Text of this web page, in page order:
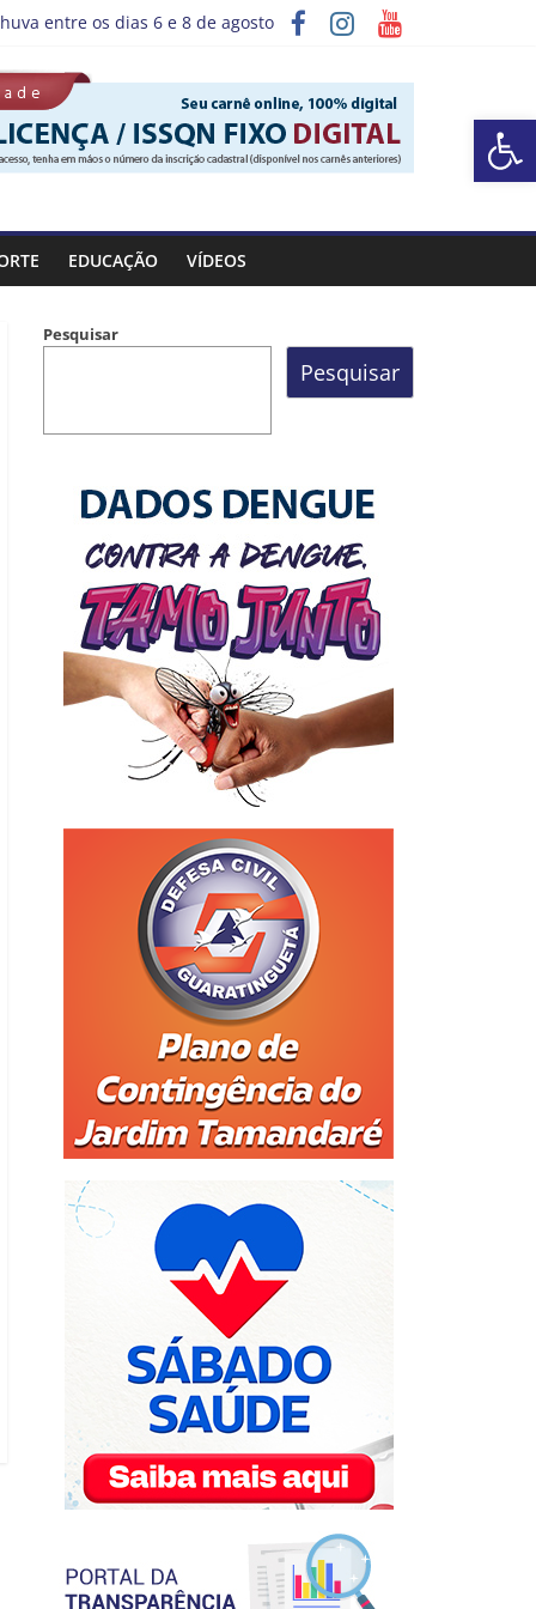
Barra de Ferramentas Aberta
entre os dias 6 e 8 de agosto
“Sábado Saúde”
EDUCAÇÃO VÍDEOS
Pesquisar
Pesquisar